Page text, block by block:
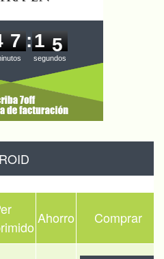
7
7 :
1
1
4
4
segundos
Ahorro Comprar